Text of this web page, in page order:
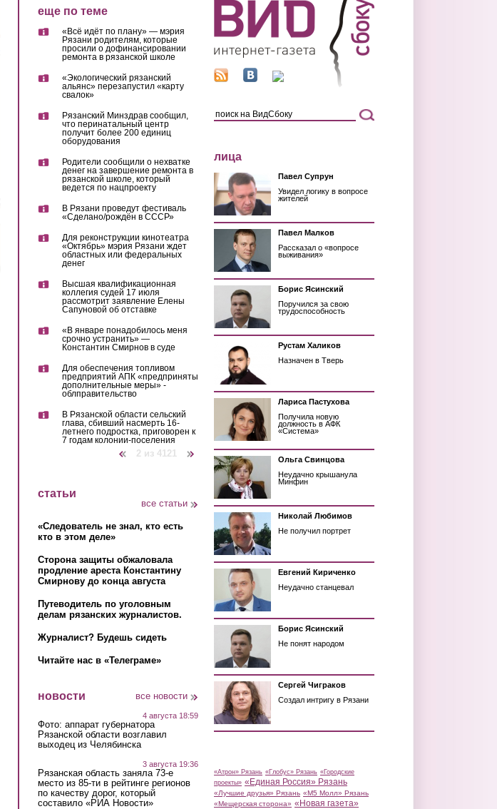
еще по теме
«Всё идёт по плану» — мэрия
Рязани родителям, которые
просили о дофинансировании
ремонта в рязанской школе
«Экологический рязанский
альянс» перезапустил «карту
свалок»
Рязанский Минздрав сообщил,
что перинатальный центр
получит более 200 единиц
оборудования
Родители сообщили о нехватке
денег на завершение ремонта в
рязанской школе, который
ведется по нацпроекту
В Рязани проведут фестиваль
«Сделано/рождён в СССР»
Для реконструкции кинотеатра
«Октябрь» мэрия Рязани ждет
областных или федеральных
денег
Высшая квалификационная
коллегия судей 17 июля
рассмотрит заявление Елены
Сапуновой об отставке
«В январе понадобилось меня
срочно устранить» —
Константин Смирнов в суде
Для обеспечения топливом
предприятий АПК «предприняты
дополнительные меры» -
облправительство
В Рязанской области сельский
глава, сбивший насмерть 16-
летнего подростка, приговорен к
7 годам колонии-поселения
2 из 4121
статьи
все статьи
«Следователь не знал, кто есть
кто в этом деле»
Сторона защиты обжаловала
продление ареста Константину
Смирнову до конца августа
Путеводитель по уголовным
делам рязанских журналистов.
Журналист? Будешь сидеть
Читайте нас в «Телеграме»
новости все новости
4 августа 18:59
Фото: аппарат губернатора
Рязанской области возглавил
выходец из Челябинска
3 августа 19:36
Рязанская область заняла 73-е
место из 85-ти в рейтинге регионов
по качеству дорог, который
составило «РИА Новости»
лица
Павел Супрун
Увидел логику в вопросе
жителей
Павел Малков
Рассказал о «вопросе
выживания»
Борис Ясинский
Поручился за свою
трудоспособность
Рустам Халиков
Назначен в Тверь
Лариса Пастухова
Получила новую
должность в АФК
«Система»
Ольга Свинцова
Неудачно крышанула
Минфин
Николай Любимов
Не получил портрет
Евгений Кириченко
Неудачно станцевал
Борис Ясинский
Не понят народом
Сергей Чиграков
Создал интригу в Рязани
«Атрон» Рязань «Глобус» Рязань «Городские
проекты» «Единая Россия» Рязань
«Лучшие друзья» Рязань «М5 Молл» Рязань
«Мещерская сторона» «Новая газета»